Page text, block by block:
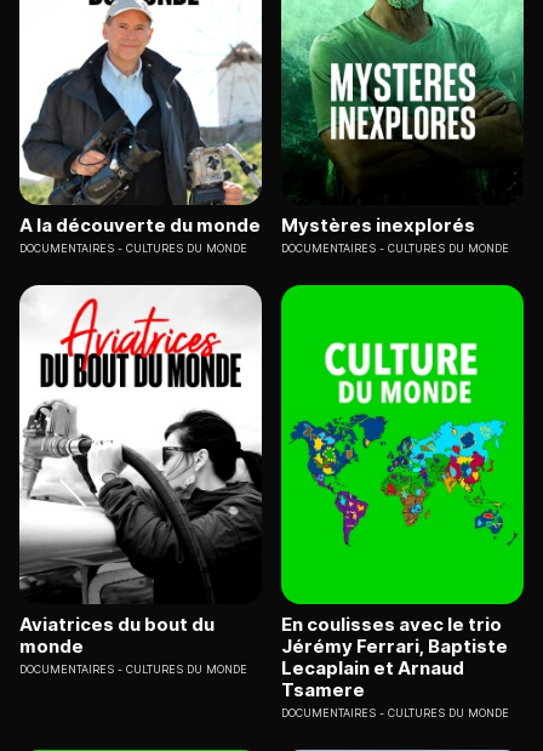
A la découverte du monde
DOCUMENTAIRES CULTURES DU MONDE
Mystères inexplorés
DOCUMENTAIRES CULTURES DU MONDE
Aviatrices du bout du
monde
DOCUMENTAIRES CULTURES DU MONDE
En coulisses avec le trio
Jérémy Ferrari, Baptiste
Lecaplain et Arnaud
Tsamere
DOCUMENTAIRES CULTURES DU MONDE